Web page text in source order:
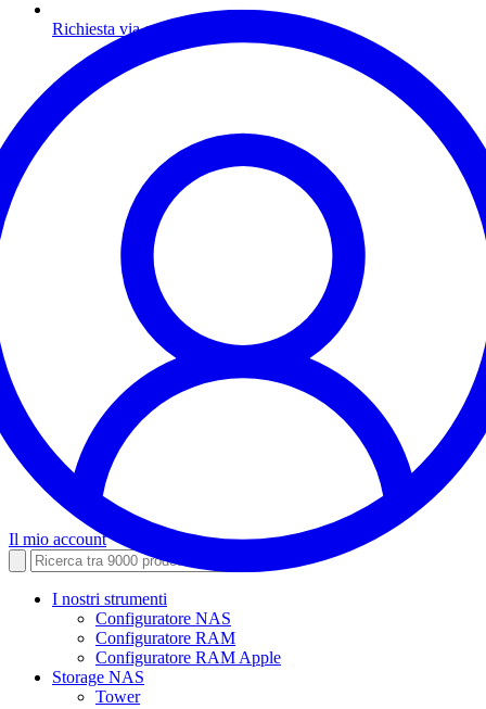
Richiesta via email
Il mio account
I nostri strumenti
Configuratore NAS
Configuratore RAM
Configuratore RAM Apple
Storage NAS
Tower